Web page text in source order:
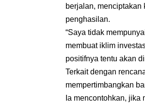
berjalan, menciptakan
penghasilan.
“Saya tidak
membuat iklim
positifnya tentu akan
Terkait dengan
mempertimbangkan
Ia mencontohkan,